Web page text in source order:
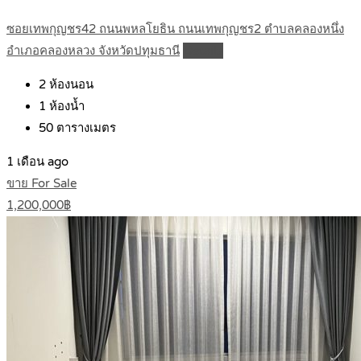
ซอยเทพกุญชร42 ถนนพหลโยธิน ถนนเทพกุญชร2 ตำบลคลองหนึ่ง
อำเภอคลองหลวง จังหวัดปทุมธานี
2 ห้องนอน
1 ห้องน้ำ
50 ตารางเมตร
1 เดือน ago
ขาย For Sale
1,200,000฿